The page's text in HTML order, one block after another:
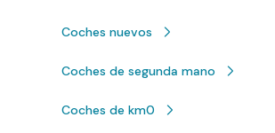
Coches nuevos
Coches de segunda mano
Coches de km0